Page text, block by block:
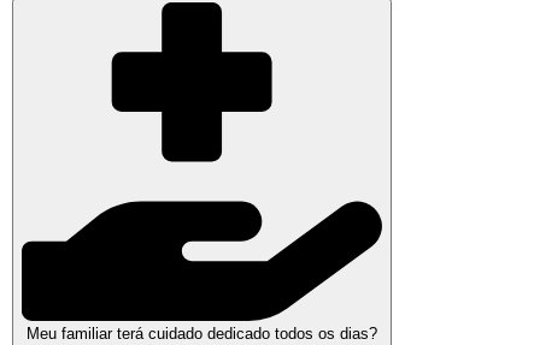
Meu familiar terá cuidado dedicado todos os dias?